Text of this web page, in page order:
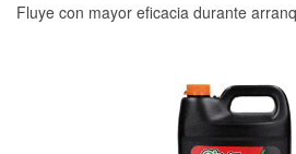
Fluye con mayor eficacia durante